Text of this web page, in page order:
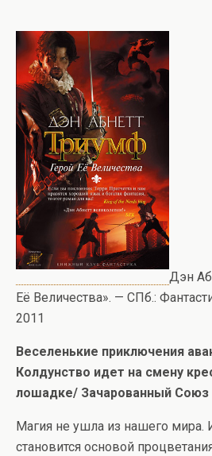
Дэн
Её Величества». — СПб.:
2011
Веселенькие приключения
Колдунство идет на смену
лошадке/ Зачарованный Союз
Магия не ушла из нашего мира.
становится основой